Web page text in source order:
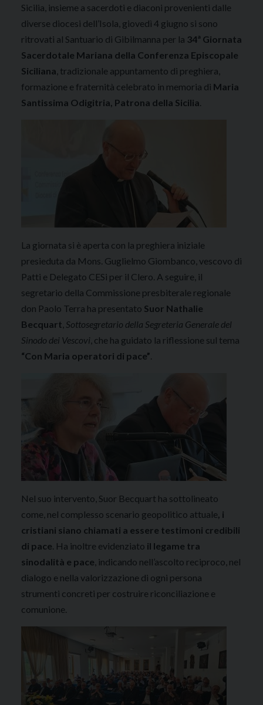
Sicilia, insieme a sacerdoti e diaconi provenienti dalle
diverse diocesi dell’Isola, giovedì 4 giugno si sono
ritrovati al Santuario di Gibilmanna per la 34ª Giornata
Sacerdotale Mariana della Conferenza Episcopale
Siciliana , tradizionale appuntamento di preghiera,
formazione e fraternità celebrato in memoria di Maria
Santissima Odigitria, Patrona della Sicilia.
La giornata si è aperta con la preghiera iniziale
presieduta da Mons. Guglielmo Giombanco, vescovo di
Patti e Delegato CESi per il Clero. A seguire, il
segretario della Commissione presbiterale regionale
don Paolo Terra ha presentato Suor Nathalie
Becquart Sottosegretario della Segreteria Generale del
Sinodo dei Vescovi , che ha guidato la riflessione sul tema
“Con Maria operatori di pace”.
Nel suo intervento, Suor Becquart ha sottolineato
come, nel complesso scenario geopolitico attuale, i
cristiani siano chiamati a essere testimoni credibili
di pace. Ha inoltre evidenziato il legame tra
sinodalità e pace , indicando nell’ascolto reciproco, nel
dialogo e nella valorizzazione di ogni persona
strumenti concreti per costruire riconciliazione e
comunione.